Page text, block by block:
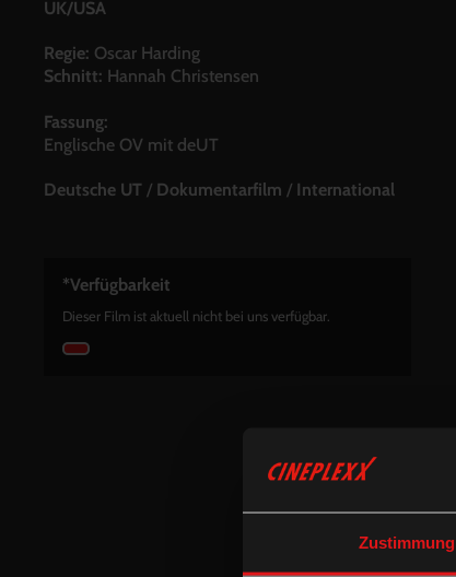
Zustimmung
UK/USA
Regie: Oscar Harding
Schnitt: Hannah Christensen
Fassung:
Englische OV mit deUT
Deutsche UT / Dokumentarfilm / International
*Verfügbarkeit
Dieser Film ist aktuell nicht bei uns verfügbar.